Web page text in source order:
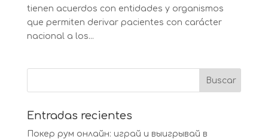
tienen acuerdos con entidades y organismos
que permiten derivar pacientes con carácter
nacional a los...
Entradas recientes
Покер рум онлайн: играй и выигрывай в